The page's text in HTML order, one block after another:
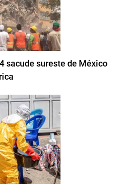
sacude sureste de México